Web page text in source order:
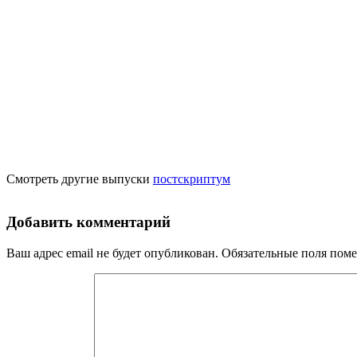
Смотреть другие выпуски постскриптум
Добавить комментарий
Ваш адрес email не будет опубликован. Обязательные поля